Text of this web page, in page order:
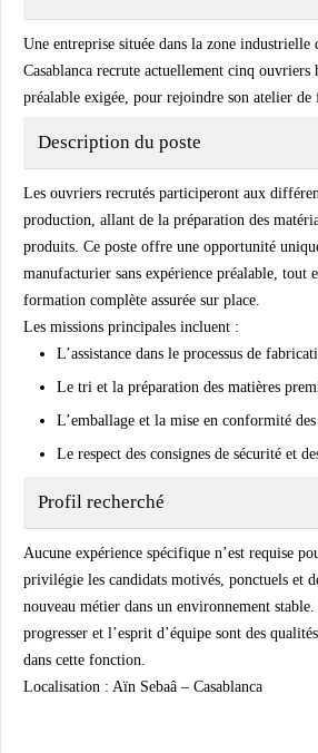
Une entreprise située dans la zone industrielle
Casablanca recrute actuellement cinq ouvriers
préalable exigée, pour rejoindre son atelier de
Description du poste
Les ouvriers recrutés participeront aux
production, allant de la préparation des
produits. Ce poste offre une opportunité
manufacturier sans expérience préalable, tout
formation complète assurée sur place
Les missions principales incluent :
L’assistance dans le processus de
Le tri et la préparation des matières
L’emballage et la mise en conformité
Le respect des consignes de sécurité et
Profil recherché
Aucune expérience spécifique n’est requise
privilégie les candidats motivés, ponctuels et
nouveau métier dans un environnement
progresser et l’esprit d’équipe sont des
dans cette fonction.
Localisation : Aïn Sebaâ – Casablanca